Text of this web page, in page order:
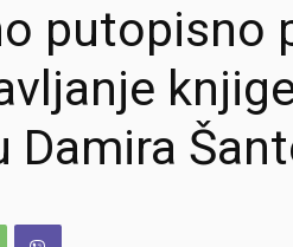
putopisno
Damira